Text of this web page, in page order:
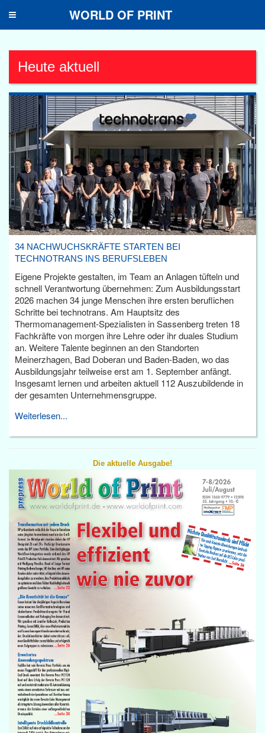
Toggle
WORLD OF PRINT
Heute aktuell
34 NACHWUCHSKRÄFTE STARTEN BEI
TECHNOTRANS INS BERUFSLEBEN
Eigene Projekte gestalten, im Team an Anlagen tüfteln und
schnell Verantwortung übernehmen: Zum Ausbildungsstart
2026 machen 34 junge Menschen ihre ersten beruflichen
Schritte bei technotrans. Am Hauptsitz des
Thermomanagement-Spezialisten in Sassenberg treten 18
Fachkräfte von morgen ihre Lehre oder ihr duales Studium
an. Weitere Talente beginnen an den Standorten
Meinerzhagen, Bad Doberan und Baden-Baden, wo das
Ausbildungsjahr teilweise erst am 1. September anfängt.
Insgesamt lernen und arbeiten aktuell 112 Auszubildende in
der gesamten Unternehmensgruppe.
Weiterlesen...
Die aktuelle Ausgabe!